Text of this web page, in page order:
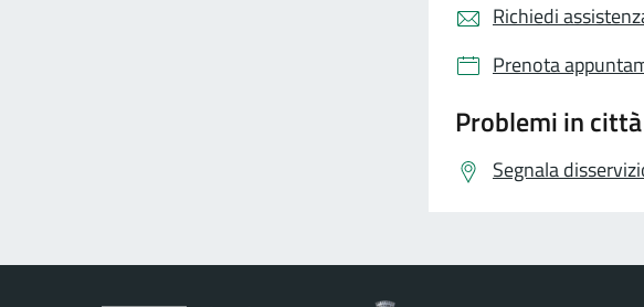
Richiedi
Prenota
Problemi in città
Segnala